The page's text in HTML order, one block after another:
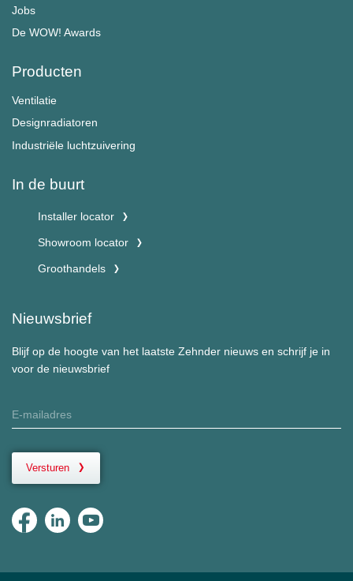
Jobs
De WOW! Awards
Producten
Ventilatie
Designradiatoren
Industriële luchtzuivering
In de buurt
Installer locator
Showroom locator
Groothandels
Nieuwsbrief
Blijf op de hoogte van het laatste Zehnder nieuws en schrijf je in
voor de nieuwsbrief
Versturen